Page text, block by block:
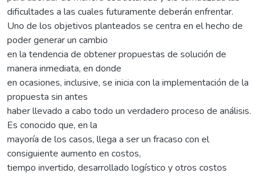
dificultades a las cuales futuramente deberán enfrentar.
Uno de los objetivos planteados se centra en el hecho de
poder generar un cambio
en la tendencia de obtener propuestas de solución de
manera inmediata, en donde
en ocasiones, inclusive, se inicia con la implementación de la
propuesta sin antes
haber llevado a cabo todo un verdadero proceso de análisis.
Es conocido que, en la
mayoría de los casos, llega a ser un fracaso con el
consiguiente aumento en costos,
tiempo invertido, desarrollado logístico y otros costos